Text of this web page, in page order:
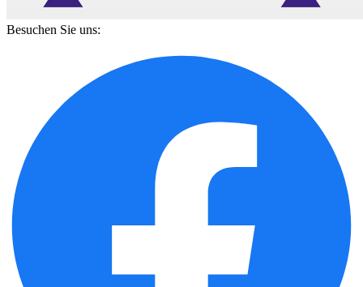
Besuchen Sie uns: